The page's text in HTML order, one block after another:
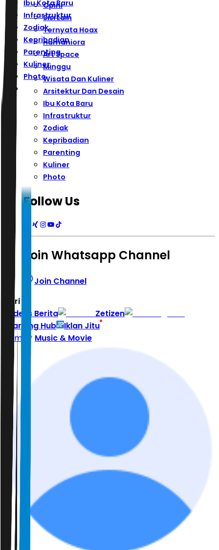
Ibu Kota Baru
Infrastruktur
Zodiak
Kepribadian
Parenting
Kuliner
Photo
Opini
Sisi Lain
Ternyata Hoax
Humaniora
Art Space
Minggu
Wisata Dan Kuliner
Arsitektur Dan Desain
Ibu Kota Baru
Infrastruktur
Zodiak
Kepribadian
Parenting
Kuliner
Photo
Follow Us
Join Whatsapp Channel
Join Channel
Hari ini
Indeks Berita
Zetizen
Learning Hub
Iklan Jitu
Home
Music & Movie